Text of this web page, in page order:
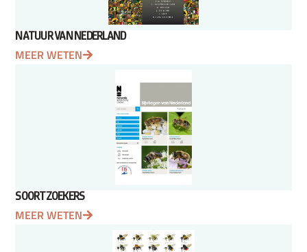
NATUUR VAN NEDERLAND
MEER WETEN
SOORTZOEKERS
MEER WETEN